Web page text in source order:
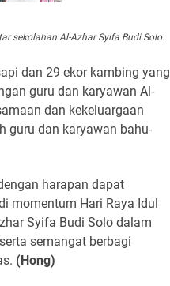
sekolahan Al-Azhar Syifa Budi Solo.
dan 29 ekor kambing yang
guru dan karyawan Al-
dan kekeluargaan
guru dan karyawan bahu-
harapan dapat
momentum Hari Raya Idul
Syifa Budi Solo dalam
semangat berbagi
(Hong)